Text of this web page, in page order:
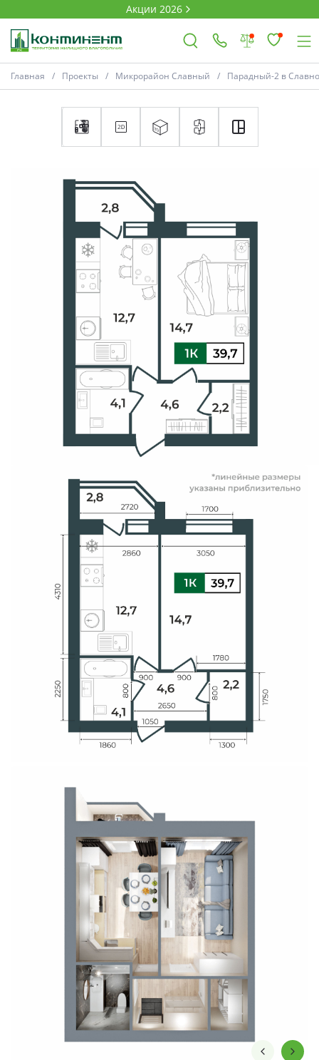
Акции 2026
Офис продаж
Онлайн-запись
Главная Проекты Микрорайон Славный Парадный-2 в